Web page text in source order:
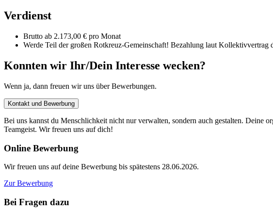
Verdienst
Brutto ab 2.173,00 € pro Monat
Werde Teil der großen Rotkreuz-Gemeinschaft! Bezahlung laut
Konnten wir Ihr/Dein Interesse wecken?
Wenn ja, dann freuen wir uns über Bewerbungen.
Kontakt und Bewerbung
Bei uns kannst du Menschlichkeit nicht nur verwalten, sondern auch gestalten. Deine
Teamgeist. Wir freuen uns auf dich!
Online Bewerbung
Wir freuen uns auf deine Bewerbung bis spätestens 28.06.2026.
Zur Bewerbung
Bei Fragen dazu